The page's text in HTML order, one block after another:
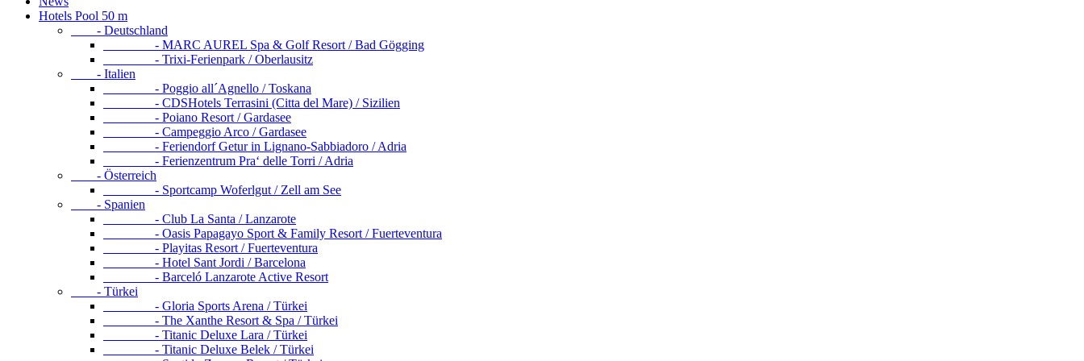
Hotels Pool 50 m
- Deutschland
- MARC AUREL Spa & Golf Resort / Bad Gögging
- Trixi-Ferienpark / Oberlausitz
- Italien
- Poggio all´Agnello / Toskana
- CDSHotels Terrasini (Citta del Mare) / Sizilien
- Poiano Resort / Gardasee
- Campeggio Arco / Gardasee
- Feriendorf Getur in Lignano-Sabbiadoro / Adria
- Ferienzentrum Pra‘ delle Torri / Adria
- Österreich
- Sportcamp Woferlgut / Zell am See
- Spanien
- Club La Santa / Lanzarote
- Oasis Papagayo Sport & Family Resort / Fuerteventura
- Playitas Resort / Fuerteventura
- Hotel Sant Jordi / Barcelona
- Barceló Lanzarote Active Resort
- Türkei
- Gloria Sports Arena / Türkei
- The Xanthe Resort & Spa / Türkei
- Titanic Deluxe Lara / Türkei
- Titanic Deluxe Belek / Türkei